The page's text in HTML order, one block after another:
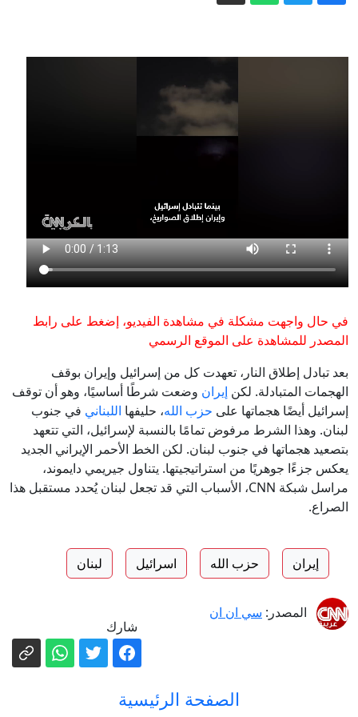
روسيا وأوكرانيا تلجآن لحرب الخوارزميات..
فمن يصمد أكثر؟
بعد الفوز على كوت ديفوار.. تأهل تاريخي
حكم عائلته
إيران مباشر.. الحرس الثوري يشترط لفتح
هرمز والكشف عن مخطط لإدخال قوات
برية إلى طهران
في حال واجهت مشكلة في مشاهدة الفيديو، إضغط على رابط
المصدر للمشاهدة على الموقع الرسمي
بعد تبادل إطلاق النار، تعهدت كل من إسرائيل وإيران بوقف
الهجمات المتبادلة. لكن إيران وضعت شرطًا أساسيًا، وهو أن توقف
إسرائيل أيضًا هجماتها على حزب الله، حليفها اللبناني في جنوب
لبنان. وهذا الشرط مرفوض تمامًا بالنسبة لإسرائيل، التي تتعهد
بتصعيد هجماتها في جنوب لبنان. لكن الخط الأحمر الإيراني الجديد
يعكس جزءًا جوهريًا من استراتيجيتها. يتناول جيريمي دايموند،
مراسل شبكة CNN، الأسباب التي قد تجعل لبنان يُحدد مستقبل هذا
الصراع.
إيران حزب الله اسرائيل لبنان
المصدر: سي ان ان
شارك
الصفحة الرئيسية